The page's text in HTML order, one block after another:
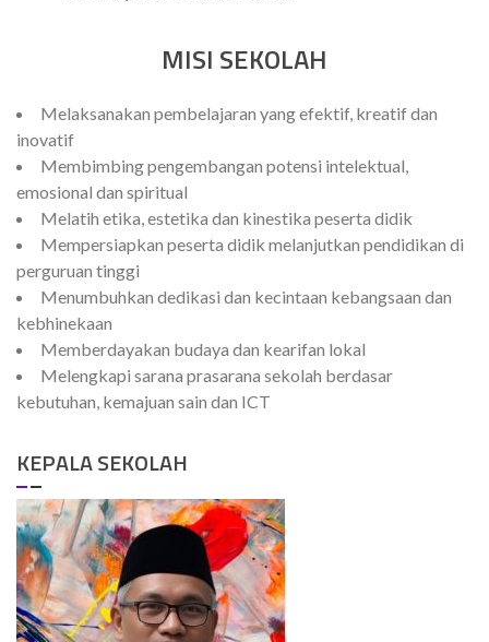
MISI SEKOLAH
Melaksanakan pembelajaran yang efektif, kreatif dan
inovatif
Membimbing pengembangan potensi intelektual,
emosional dan spiritual
Melatih etika, estetika dan kinestika peserta didik
Mempersiapkan peserta didik melanjutkan pendidikan di
perguruan tinggi
Menumbuhkan dedikasi dan kecintaan kebangsaan dan
kebhinekaan
Memberdayakan budaya dan kearifan lokal
Melengkapi sarana prasarana sekolah berdasar
kebutuhan, kemajuan sain dan ICT
KEPALA SEKOLAH